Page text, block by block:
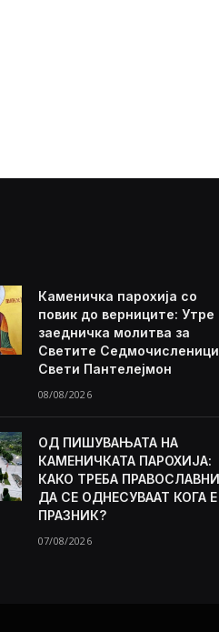
Каменичка парохија со
повик до верниците: Утре
заедничка молитва за
Светите
Свети Пантелејмон
08/08/2026
ОД ПИШУВАЊАТА НА
КАМЕНИЧКАТА ПАРОХИЈА:
КАКО ТРЕБА
ДА СЕ ОДНЕСУВААТ КОГА Е
ПРАЗНИК?
07/08/2026